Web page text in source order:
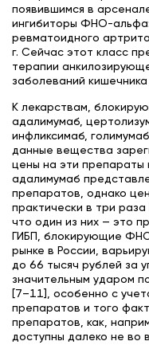
появившимся в
ингибиторы ФНО-
ревматоидного
г. Сейчас этот класс
терапии
заболеваний кишечника
К лекарствам,
адалимумаб,
инфликсимаб,
данные вещества
цены на эти препараты
адалимумаб
препаратов, однако
практически в три
что один из них — это
ГИБП, блокирующие
рынке в России,
до 66 тысяч рублей за
значительным ударом
[7–11], особенно с
препаратов и того
препаратов, как,
доступны далеко не во